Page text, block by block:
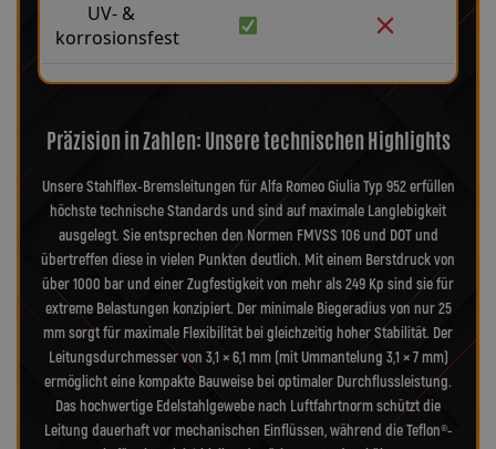
UV- &
korrosionsfest
Präzision in Zahlen: Unsere technischen Highlights
Unsere Stahlflex-Bremsleitungen für Alfa Romeo Giulia Typ 952 erfüllen
höchste technische Standards und sind auf maximale Langlebigkeit
ausgelegt. Sie entsprechen den Normen FMVSS 106 und DOT und
übertreffen diese in vielen Punkten deutlich. Mit einem Berstdruck von
über 1000 bar und einer Zugfestigkeit von mehr als 249 Kp sind sie für
extreme Belastungen konzipiert. Der minimale Biegeradius von nur 25
mm sorgt für maximale Flexibilität bei gleichzeitig hoher Stabilität. Der
Leitungsdurchmesser von 3,1 × 6,1 mm (mit Ummantelung 3,1 × 7 mm)
ermöglicht eine kompakte Bauweise bei optimaler Durchflussleistung.
Das hochwertige Edelstahlgewebe nach Luftfahrtnorm schützt die
Leitung dauerhaft vor mechanischen Einflüssen, während die Teflon®-